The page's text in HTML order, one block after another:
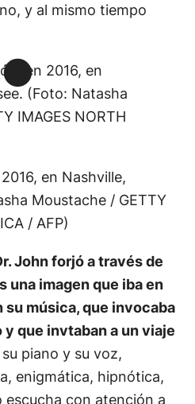
y al mismo tiempo
en Nashville,
Moustache / GETTY
/ AFP)
John forjó a través de
una imagen que iba en
música, que invocaba
que invtaban a un viaje
piano y su voz,
enigmática, hipnótica,
escucha con atención a